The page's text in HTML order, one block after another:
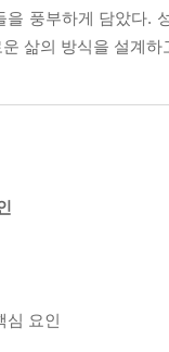
을 풍부하게 담았다.
삶의 방식을 설계
심 요인